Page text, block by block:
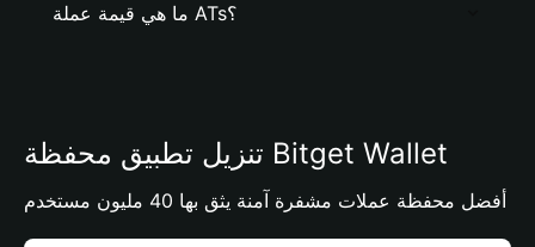
ما هي قيمة عملة ATs؟
تنزيل تطبيق محفظة Bitget Wallet
أفضل محفظة عملات مشفرة آمنة يثق بها 40 مليون مستخدم